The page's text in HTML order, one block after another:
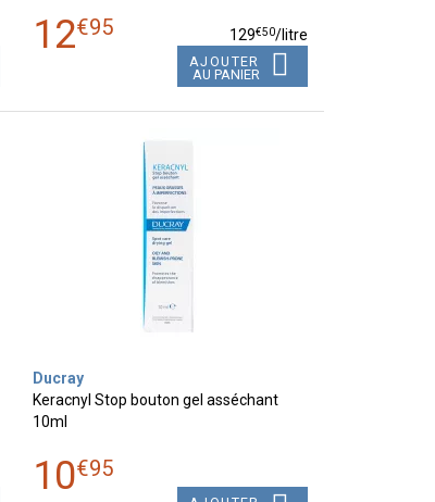
12€95 129€50/litre
AJOUTER
AU PANIER
Ducray
Keracnyl Stop bouton gel asséchant
10ml
10€95